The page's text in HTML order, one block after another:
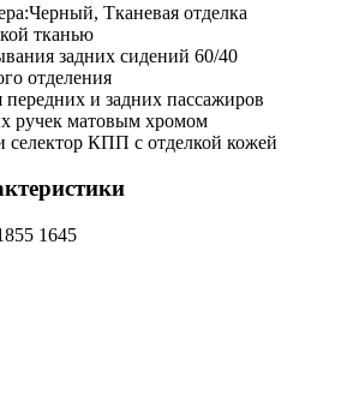
Тканевая отделка
тканью
задних сидений 60/40
отделения
передних и задних пассажиров
ручек матовым хромом
селектор КПП с отделкой кожей
1645